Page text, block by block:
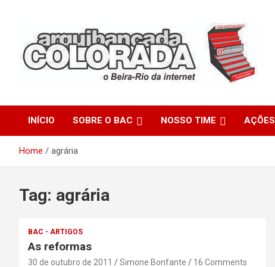
Arquibancada Colorada
INÍCIO SOBRE O BAC NOSSO TIME AÇÕES
Home agrária
Tag: agrária
BAC - ARTIGOS
As reformas
30 de outubro de 2011 Simone Bonfante 16 Comments